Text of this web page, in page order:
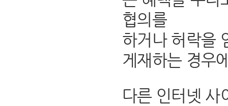
협의를
하거나 허락을
게재하는 경우
다른 인터넷 사